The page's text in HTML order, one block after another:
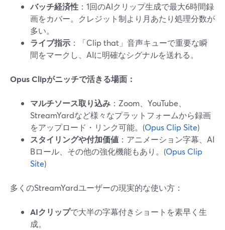
バッチ経済性 ：1回のAIクリップ生成で最大6時間録
画をカバー。クレジット制より月あたり処理分数が
多い。
ライブ指示 ：「Clip that」音声キューで重要な瞬
間をマークし、AIに明確なシグナルを送れる。
Opus Clipがニッチで活きる場面：
マルチソース取り込み ：Zoom、YouTube、
StreamYardなど様々なプラットフォームから録画
をアップロード・リンク可能。(Opus Clip Site)
スタイリングや付加価値 ：アニメーション字幕、AI
Bロール、その他の強化機能もあり。(Opus Clip
Site)
多くのStreamYardユーザーの現実的な使い方：
AIクリップで大半の字幕付きショートを素早く生
成。